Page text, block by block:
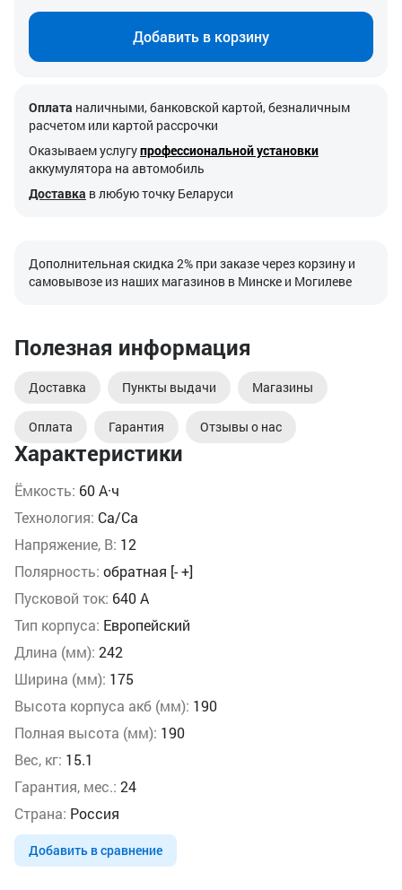
Характеристики
Ёмкость: 60 А·ч
Технология: Ca/Ca
Напряжение, В: 12
Полярность: обратная [- +]
Пусковой ток: 640 А
Тип корпуса: Европейский
Длина (мм): 242
Ширина (мм): 175
Высота корпуса акб (мм): 190
Полная высота (мм): 190
Вес, кг: 15.1
Гарантия, мес.: 24
Страна: Россия
Добавить в сравнение
Добавить в корзину
Оплата наличными, банковской картой, безналичным
расчетом или картой рассрочки
Оказываем услугупрофессиональной установки
аккумулятора на автомобиль
Доставка в любую точку Беларуси
Дополнительная скидка 2% при заказе через корзину и
самовывозе из наших магазинов в Минске и Могилеве
Полезная информация
Доставка Пункты выдачи Магазины
Оплата Гарантия Отзывы о нас